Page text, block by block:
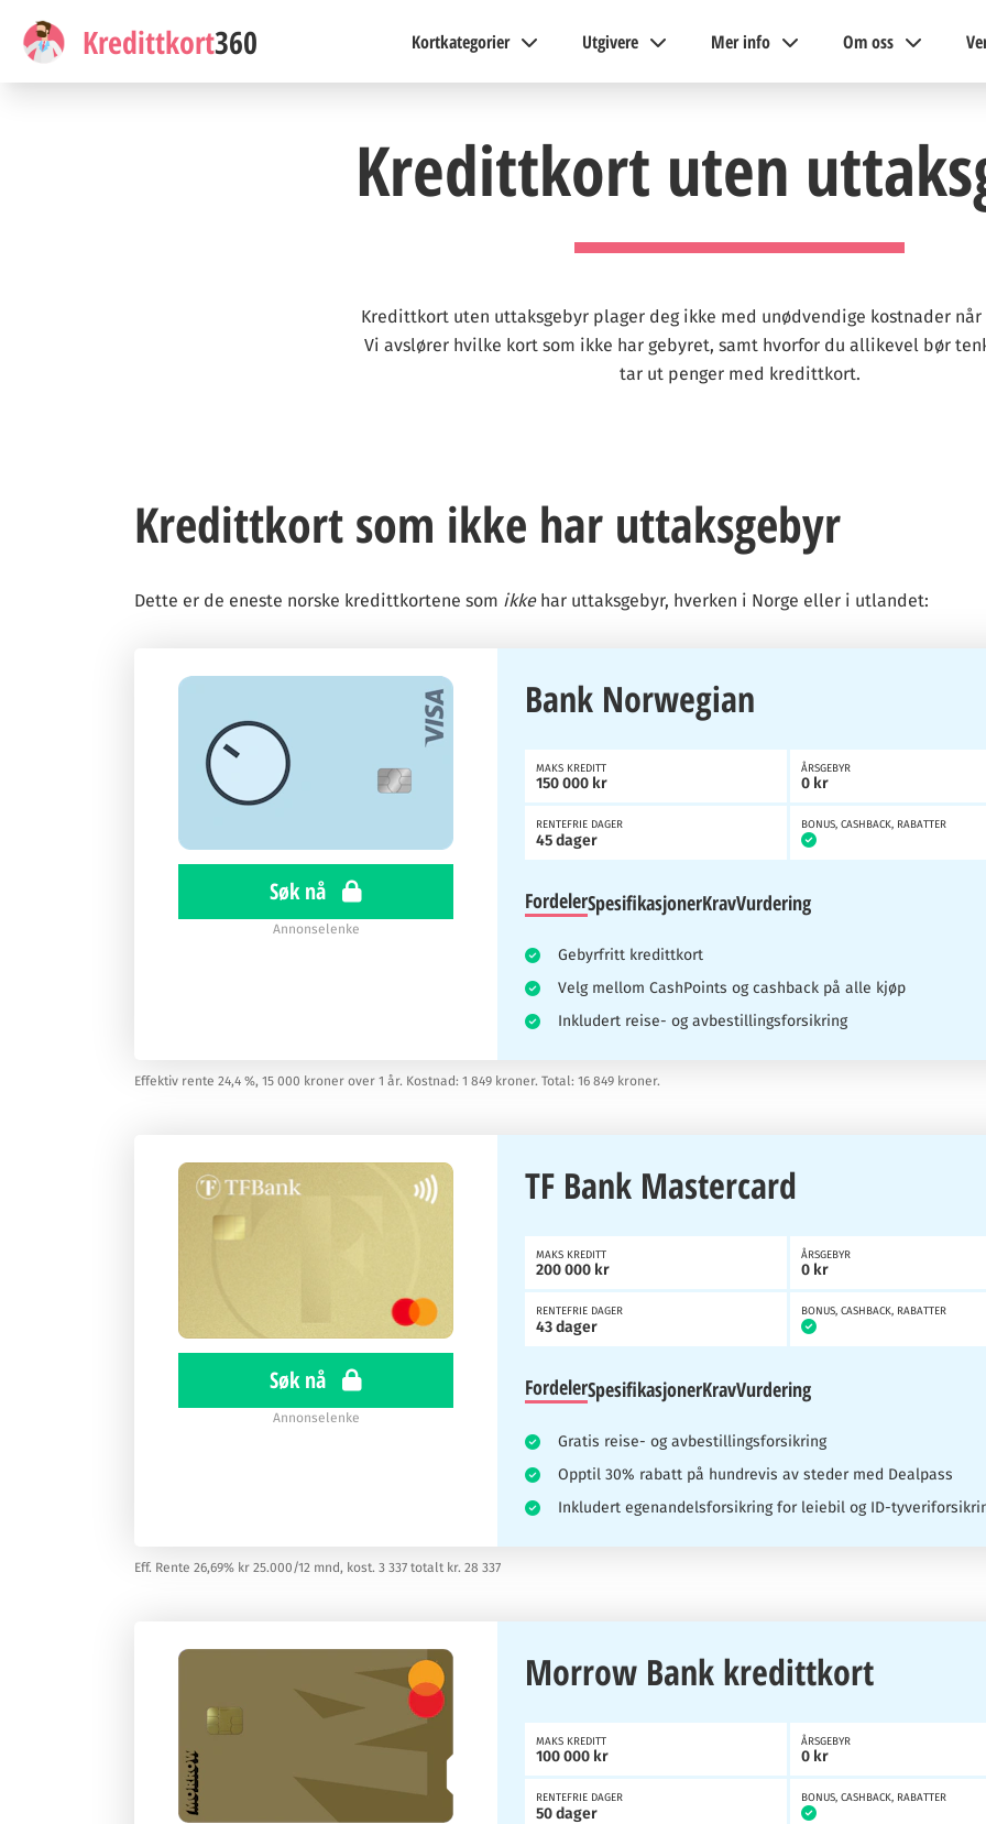
Kredittkort360 Kortkategorier Utgivere Mer info Om oss
Kredittkort uten
Kredittkort uten uttaksgebyr plager deg ikke med unødvendige kostnader når
Vi avslører hvilke kort som ikke har gebyret, samt hvorfor du allikevel bør
tar ut penger med kredittkort.
Kredittkort som ikke har uttaksgebyr
Dette er de eneste norske kredittkortene som ikkehar uttaksgebyr, hverken i Norge eller i utlandet:
Søk nå
Annonselenke
Bank Norwegian
MAKS KREDITT
150 000 kr
ÅRSGEBYR
0 kr
RENTEFRIE DAGER
45 dager
BONUS, CASHBACK, RABATTER
FordelerSpesifikasjonerKravVurdering
Gebyrfritt kredittkort
Velg mellom CashPoints og cashback på alle kjøp
Inkludert reise- og avbestillingsforsikring
Effektiv rente 24,4 %, 15 000 kroner over 1 år. Kostnad: 1 849 kroner. Total: 16 849 kroner.
Søk nå
Annonselenke
TF Bank Mastercard
MAKS KREDITT
200 000 kr
ÅRSGEBYR
0 kr
RENTEFRIE DAGER
43 dager
BONUS, CASHBACK, RABATTER
FordelerSpesifikasjonerKravVurdering
Gratis reise- og avbestillingsforsikring
Opptil 30% rabatt på hundrevis av steder med Dealpass
Inkludert egenandelsforsikring for leiebil og ID-
Eff. Rente 26,69% kr 25.000/12 mnd, kost. 3 337 totalt kr. 28 337
Morrow Bank kredittkort
MAKS KREDITT
100 000 kr
ÅRSGEBYR
0 kr
RENTEFRIE DAGER
50 dager
BONUS, CASHBACK, RABATTER